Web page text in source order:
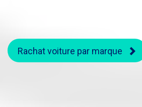
Rachat voiture par marque